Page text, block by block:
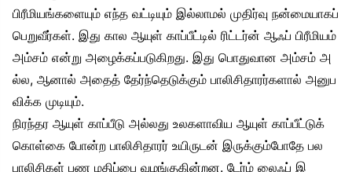
பிரீமியங்களையும் எந்த வட்டியும் இல்லாமல் முதிர்வு நன்மையாகப்
பெறுவீர்கள். இது கால ஆயுள் காப்பீட்டில் ரிட்டர்ன் ஆஃப் பிரீமியம்
அம்சம் என்று அழைக்கப்படுகிறது. இது பொதுவான அம்சம் அ
ல்ல, ஆனால் அதைத் தேர்ந்தெடுக்கும் பாலிசிதாரர்களால் அனுப
விக்க முடியும்.
நிரந்தர ஆயுள் காப்பீடு அல்லது உலகளாவிய ஆயுள் காப்பீட்டுக்
கொள்கை போன்ற பாலிசிதாரர் உயிருடன் இருக்கும்போதே பல
பாலிசிகள் பண மதிப்பை வழங்குகின்றன. டேர்ம் லைஃப் இ